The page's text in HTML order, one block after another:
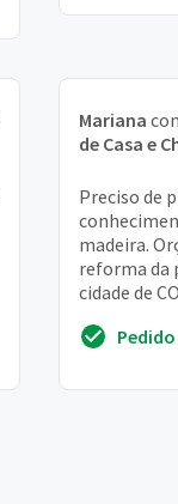
Mariana
de Casa e
Preciso de
madeira.
reforma da
cidade de
madeira,